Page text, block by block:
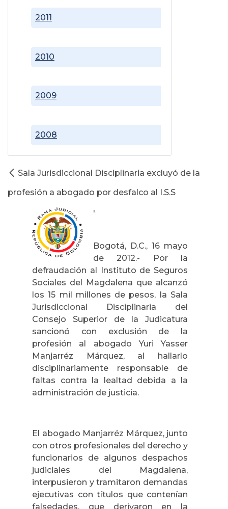
2008
2009
2010
2011
Sala Jurisdiccional Disciplinaria excluyó de la
profesión a abogado por desfalco al I.S.S
'
Bogotá, D.C., 16 mayo
de 2012.- Por la
defraudación al Instituto de Seguros
Sociales del Magdalena que alcanzó
los 15 mil millones de pesos, la Sala
Jurisdiccional Disciplinaria del
Consejo Superior de la Judicatura
sancionó con exclusión de la
profesión al abogado Yuri Yasser
Manjarréz Márquez, al hallarlo
disciplinariamente responsable de
faltas contra la lealtad debida a la
administración de justicia.
El abogado Manjarréz Márquez, junto
con otros profesionales del derecho y
funcionarios de algunos despachos
judiciales del Magdalena,
interpusieron y tramitaron demandas
ejecutivas con títulos que contenían
falsedades, que derivaron en la